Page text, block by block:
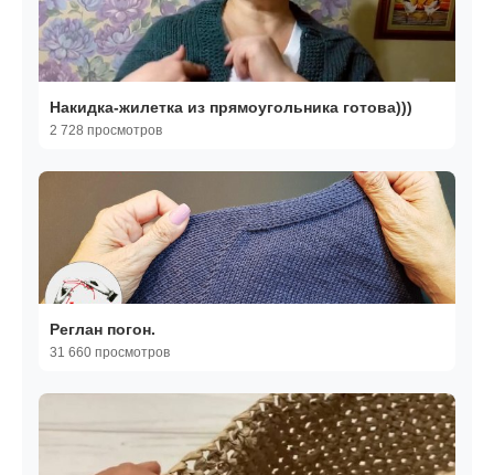
Накидка-жилетка из прямоугольника готова)))
2 728 просмотров
Реглан погон.
31 660 просмотров